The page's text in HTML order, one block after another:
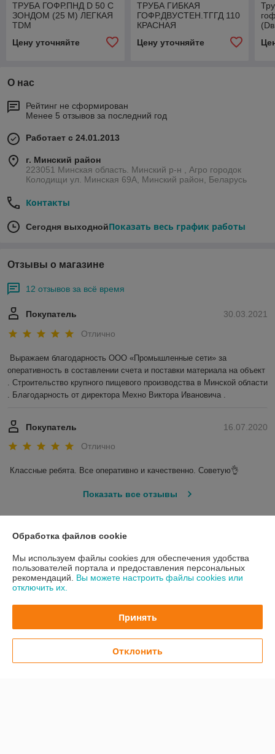
ТРУБА ГОФР.ПНД D 50 С
ЗОНДОМ (25 М) ЛЕГКАЯ
TDM
Цену уточняйте
ТРУБА ГИБКАЯ
ГОФР.ДВУСТЕН.ТГГД 110
КРАСНАЯ
Цену уточняйте
О нас
Рейтинг не сформирован
Менее 5 отзывов за последний год
Работает с 24.01.2013
г. Минский район
223051 Минская область. Минский р-н , Агро городок
Колодищи ул. Минская 69А, Минский район, Беларусь
Контакты
Сегодня выходнойПоказать весь график работы
Отзывы о магазине
12 отзывов за всё время
30.03.2021
Покупатель
Отлично
Выражаем благодарность ООО «Промышленные сети» за
оперативность в составлении счета и поставки материала на объект
. Строительство крупного пищевого производства в Минской области
. Благодарность от директора Мехно Виктора Ивановича .
16.07.2020
Покупатель
Отлично
Классные ребята. Все оперативно и качественно. Советую👌
Показать все отзывы
О нас
Контакты
Доставка и оплата
Обработка файлов cookie
Мы используем файлы cookies для обеспечения удобства
пользователей портала и предоставления персональных
рекомендаций. Вы можете настроить файлы cookies или
отключить их.
Принять
Отклонить